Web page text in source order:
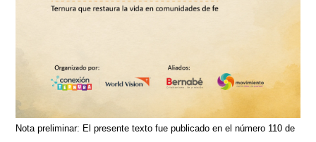
Nota preliminar: El presente texto fue publicado en el número 110 de